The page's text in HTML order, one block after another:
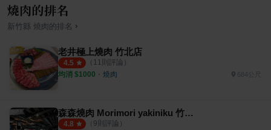
燒肉的排名
新竹縣 燒肉的排名 ›
老井極上燒肉 竹北店
4.5 （ 11 則評論）
均消 $1000 ・ 燒肉 684公尺
森森燒肉 Morimori yakiniku 竹北店
4.8 （ 9則評論）